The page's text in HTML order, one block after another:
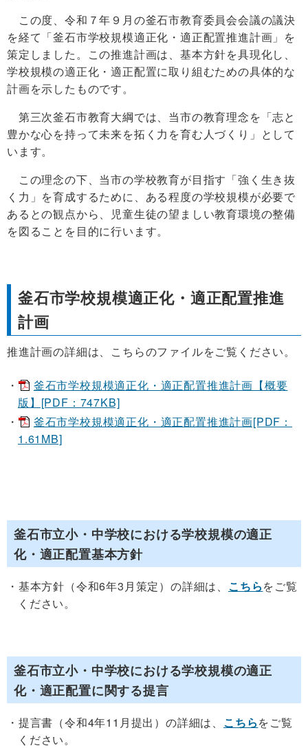
この度、令和７年９月の釜石市教育委員会会議の議決
を経て「釜石市学校規模適正化・適正配置推進計画」を
策定しました。この推進計画は、基本方針を具現化し、
学校規模の適正化・適正配置に取り組むための具体的な
計画を示したものです。
第三次釜石市教育大綱では、当市の教育理念を「志と
豊かな心を持って未来を拓く力を育む人づくり」として
います。
この理念の下、当市の学校教育が目指す「強く生き抜
く力」を育成するために、ある程度の学校規模が必要で
あるとの観点から、児童生徒の望ましい教育環境の整備
を図ることを目的に行います。
釜石市学校規模適正化・適正配置推進
計画
推進計画の詳細は、こちらのファイルをご覧ください。
釜石市学校規模適正化・適正配置推進計画【概要
版】[PDF：747KB]
釜石市学校規模適正化・適正配置推進計画[PDF：
1.61MB]
釜石市立小・中学校における学校規模の適正
化・適正配置基本方針
基本方針（令和6年3月策定）の詳細は、 こちらをご覧
ください。
釜石市立小・中学校における学校規模の適正
化・適正配置に関する提言
提言書（令和4年11月提出）の詳細は、 こちらをご覧
ください。